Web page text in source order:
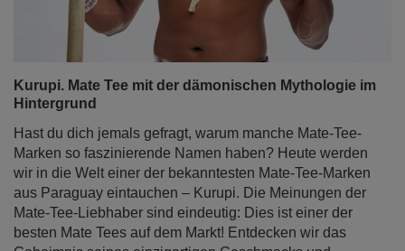
Kurupi. Mate Tee mit der dämonischen Mythologie im
Hintergrund
Hast du dich jemals gefragt, warum manche Mate-Tee-
Marken so faszinierende Namen haben? Heute werden
wir in die Welt einer der bekanntesten Mate-Tee-Marken
aus Paraguay eintauchen – Kurupi. Die Meinungen der
Mate-Tee-Liebhaber sind eindeutig: Dies ist einer der
besten Mate Tees auf dem Markt! Entdecken wir das